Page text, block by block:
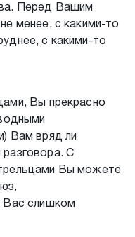
Перед Вашим
менее, с какими-то
с какими-то
Вы прекрасно
Вам вряд ли
С
Вы можете
Вас слишком